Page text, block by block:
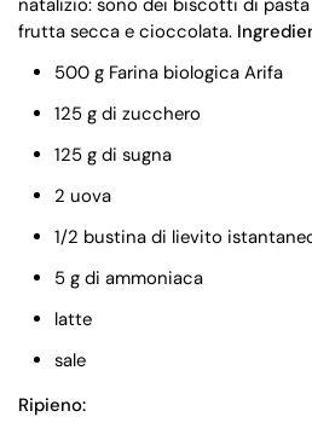
natalizio: sono dei biscotti di
frutta secca e cioccolata.
500 g Farina biologica Arifa
125 g di zucchero
125 g di sugna
2 uova
1/2 bustina di lievito
5 g di ammoniaca
latte
sale
Ripieno: